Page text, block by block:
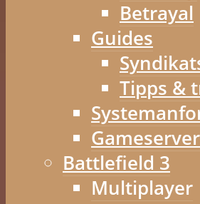
Betrayal
Guides
Tipps &
Battlefield 3
Multiplayer